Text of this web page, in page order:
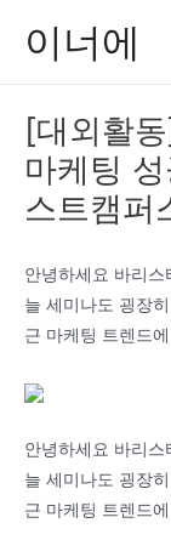
이너에
[대외활
마케팅
스트캠퍼
안녕하세요 바리
늘 세미나도 굉장
근 마케팅 트렌드
안녕하세요 바리
늘 세미나도 굉장
근 마케팅 트렌드